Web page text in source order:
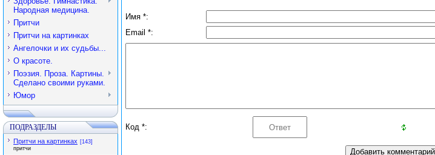
Народная медицина.
Притчи
Притчи на картинках
Ангелочки и их судьбы...
О красоте.
Поэзия. Проза. Картины.
Сделано своими руками.
Юмор
ПОДРАЗДЕЛЫ
Притчи на картинках [143]
притчи
Имя *:
Email *:
Код *: